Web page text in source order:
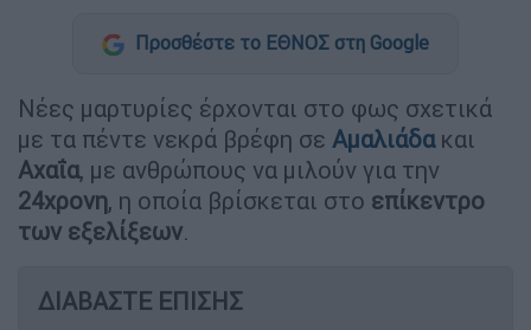
Προσθέστε το ΕΘΝΟΣ στη Google
Νέες μαρτυρίες έρχονται στο φως σχετικά
με τα πέντε νεκρά βρέφη σε Αμαλιάδακαι
Αχαΐα, με ανθρώπους να μιλούν για την
24χρονη, η οποία βρίσκεται στο επίκεντρο
των εξελίξεων.
ΔΙΑΒΑΣΤΕ ΕΠΙΣΗΣ